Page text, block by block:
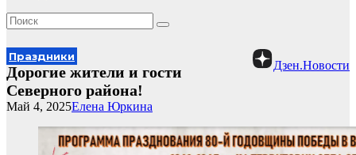
Дзен.Новости
Праздники
Дорогие жители и гости
Северного района!
Елена Юркина
Май 4, 2025